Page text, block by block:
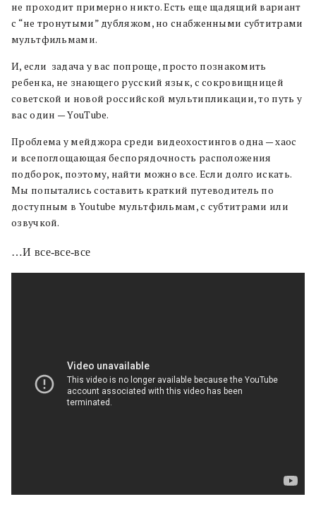
не проходит примерно никто. Есть еще щадящий вариант
с “не тронутыми” дубляжом, но снабженными субтитрами
мультфильмами.
И, если задача у вас попроще, просто познакомить
ребенка, не знающего русский язык, с сокровищницей
советской и новой российской мультипликации, то путь у
вас один — YouTube.
Проблема у мейджора среди видеохостингов одна — хаос
и всепоглощающая беспорядочность расположения
подборок, поэтому, найти можно все. Если долго искать.
Мы попытались составить краткий путеводитель по
доступным в Youtube мультфильмам, с субтитрами или
озвучкой.
…И все-все-все